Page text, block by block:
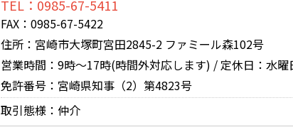
TEL：0985-67-5411
FAX：0985-67-5422
住所：宮崎市大塚町宮田2845-2 ファミール森102号
営業時間：9時～17時(時間外対応します) / 定休日：水曜
免許番号：宮崎県知事（2）第4823号
取引態様：仲介